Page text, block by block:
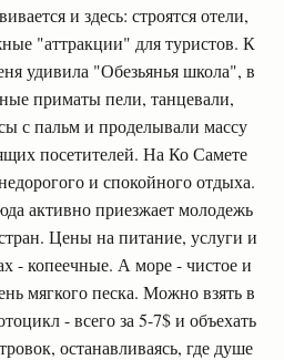
и здесь: строятся отели,
"аттракции" для туристов. К
удивила "Обезьянья школа", в
приматы пели, танцевали,
с пальм и проделывали массу
посетителей. На Ко Самете
и спокойного отдыха.
активно приезжает молодежь
Цены на питание, услуги и
- копеечные. А море - чистое и
мягкого песка. Можно взять в
- всего за 5-7$ и объехать
останавливаясь, где душе